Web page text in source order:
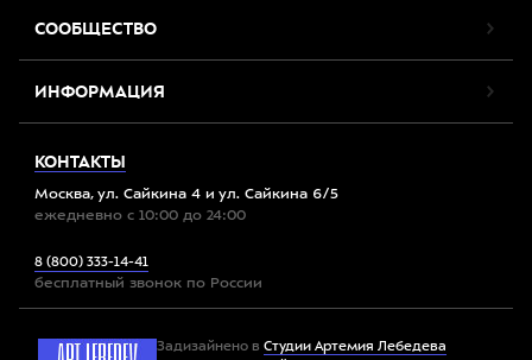
СООБЩЕСТВО
ИНФОРМАЦИЯ
КОНТАКТЫ
Москва, ул. Сайкина 4 и ул. Сайкина 6/5
ежедневно с 10:00 до 24:00
8 (800) 333-14-41
бесплатный звонок по России
Задизайнено в Студии Артемия Лебедева